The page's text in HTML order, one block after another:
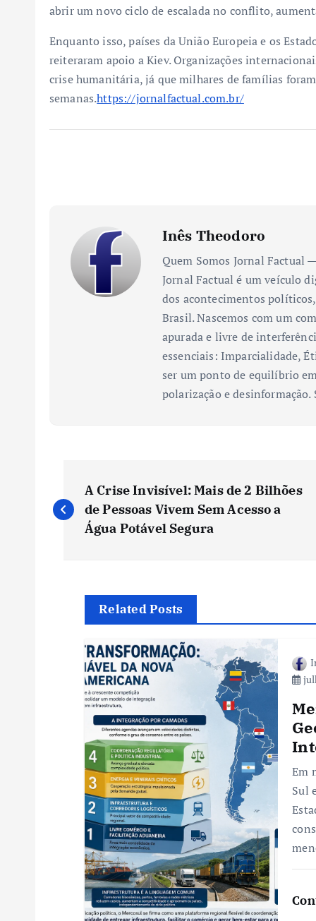
abrir um novo ciclo de escalada no conflito,
Enquanto isso, países da União Europeia e os
reiteraram apoio a Kiev. Organizações
crise humanitária, já que milhares de famílias
semanas.https://jornalfactual.com.br/
Inês Theodoro
Quem Somos Jornal Factual
Jornal Factual é um veículo
dos acontecimentos
Brasil. Nascemos com um
apurada e livre de
essenciais: Imparcialidade,
ser um ponto de equilíbrio
polarização e
a
A Crise Invisível: Mais de 2 Bilhões
de Pessoas Vivem Sem Acesso a
Água Potável Segura
Related Posts
Em
Sul